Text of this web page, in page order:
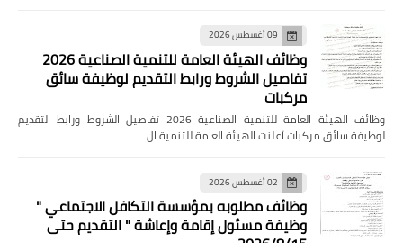
09 أغسطس 2026
وظائف الهيئة العامة للتنمية الصناعية 2026
تفاصيل الشروط ورابط التقديم لوظيفة سائق
مركبات
وظائف الهيئة العامة للتنمية الصناعية 2026 تفاصيل الشروط ورابط التقديم
لوظيفة سائق مركبات أعلنت الهيئة العامة للتنمية ال…
02 أغسطس 2026
وظائف مطلوبه بمؤسسة التكافل الاجتماعي "
وظيفة مسئول إقامة وإعاشة " التقديم حتى